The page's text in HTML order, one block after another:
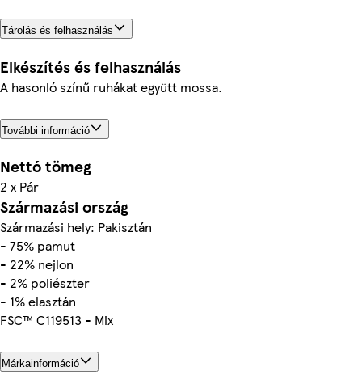
Tárolás és felhasználás
Elkészítés és felhasználás
A hasonló színű ruhákat együtt mossa.
További információ
Nettó tömeg
2 x Pár
Származási ország
Származási hely: Pakisztán
- 75% pamut
- 22% nejlon
- 2% poliészter
- 1% elasztán
FSC™ C119513 - Mix
Márkainformáció